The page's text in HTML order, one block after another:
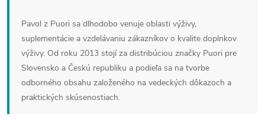
Pavol z Puori sa dlhodobo venuje oblasti výživy,
suplementácie a vzdelávaniu zákazníkov o kvalite doplnkov
výživy. Od roku 2013 stojí za distribúciou značky Puori pre
Slovensko a Českú republiku a podieľa sa na tvorbe
odborného obsahu založeného na vedeckých dôkazoch a
praktických skúsenostiach.